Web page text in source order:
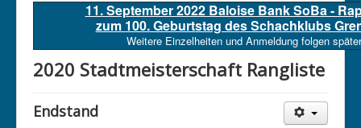
11. September 2022 Baloise Bank SoBa -
zum 100. Geburtstag des Schachklubs
Weitere Einzelheiten und Anmeldung folgen
2020 Stadtmeisterschaft Rangliste
Endstand